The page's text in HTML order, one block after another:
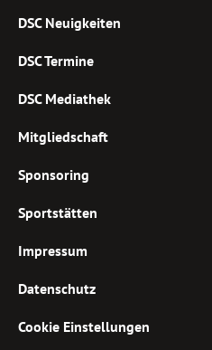
DSC Neuigkeiten
DSC Termine
DSC Mediathek
Mitgliedschaft
Sponsoring
Sportstätten
Impressum
Datenschutz
Cookie Einstellungen